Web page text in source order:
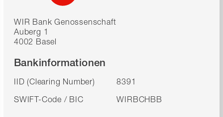
WIR Bank Genossenschaft
Auberg 1
4002 Basel
Bankinformationen
IID (Clearing Number)
8391
SWIFT-Code / BIC
WIRBCHBB